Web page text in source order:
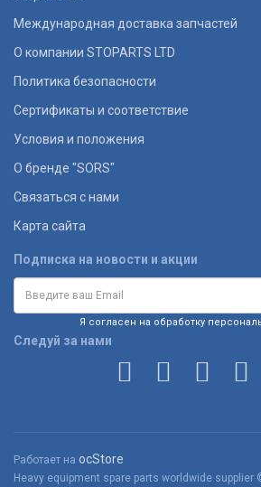
Международная доставка запчастей
О компании STOPARTS LTD
Политика безопасности
Сертификаты и соответствие
Условия и положения
О бренде "SORS"
Связаться с нами
Карта сайта
Подписка на новости и акции
Я согласен на обработку
Следуй за нами
Работает на ocStore
Heavy equipment spare parts worldwide supplier